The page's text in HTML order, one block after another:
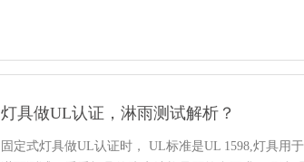
灯具做UL认证，淋雨测试解析？
固定式灯具做UL认证时， UL标准是UL 1598,灯具用